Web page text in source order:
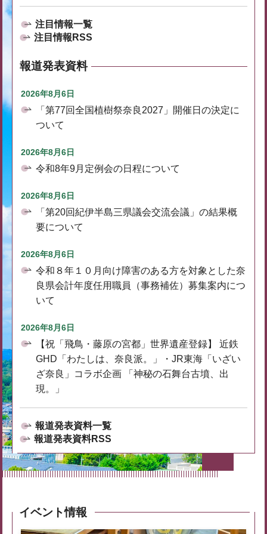
注目情報一覧
注目情報RSS
報道発表資料
2026年8月6日
「第77回全国植樹祭奈良2027」開催日の決定に
ついて
2026年8月6日
令和8年9月定例会の日程について
2026年8月6日
「第20回紀伊半島三県議会交流会議」の結果概
要について
2026年8月6日
令和８年１０月向け障害のある方を対象とした奈
良県会計年度任用職員（事務補佐）募集案内につ
いて
2026年8月6日
【祝「飛鳥・藤原の宮都」世界遺産登録】 近鉄
GHD「わたしは、奈良派。」・JR東海「いざい
ざ奈良」コラボ企画 「神秘の石舞台古墳、出
現。」
報道発表資料一覧
報道発表資料RSS
イベント情報